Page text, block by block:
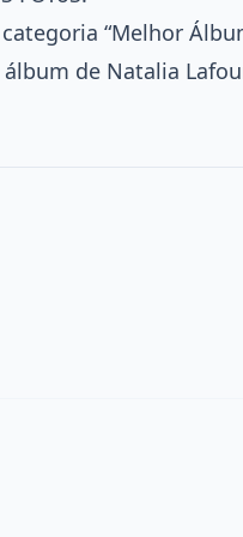
“Melhor
de Natalia